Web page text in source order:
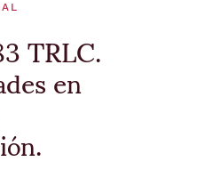
TRLC.
en